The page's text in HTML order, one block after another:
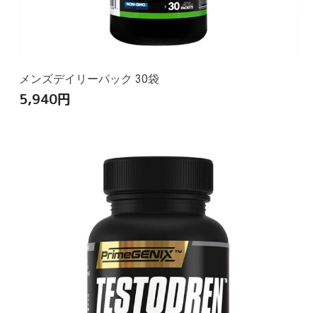
メンズデイリーパック 30袋
5,940円